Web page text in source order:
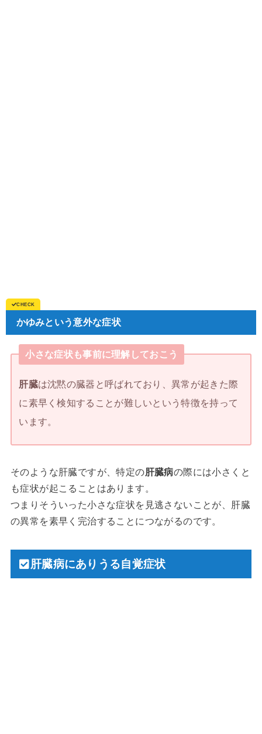
かゆみという意外な症状
小さな症状も事前に理解しておこう
肝臓は沈黙の臓器と呼ばれており、異常が起きた際
に素早く検知することが難しいという特徴を持って
います。
そのような肝臓ですが、特定の肝臓病の際には小さくと
も症状が起こることはあります。
つまりそういった小さな症状を見逃さないことが、肝臓
の異常を素早く完治することにつながるのです。
肝臓病にありうる自覚症状